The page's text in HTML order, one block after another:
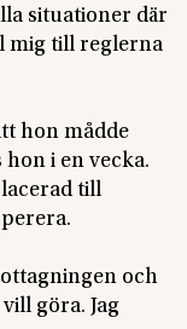
situationer där
mig till reglerna
hon mådde
i en vecka.
till
och
göra. Jag